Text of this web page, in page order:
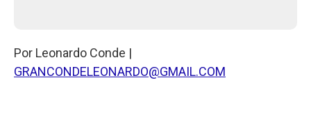
Por Leonardo Conde |
GRANCONDELEONARDO@GMAIL.COM